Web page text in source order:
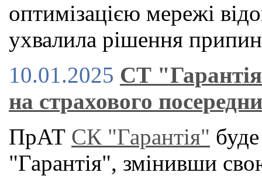
оптимізацією мережі
ухвалила рішення
10.01.2025 СТ
на страхового
ПрАТ СК "Гарантія"
"Гарантія", змінивши